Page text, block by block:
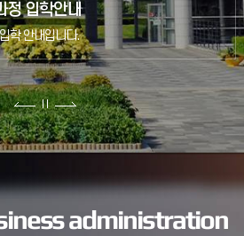
정 입학안내
학 안내입니다.
administration